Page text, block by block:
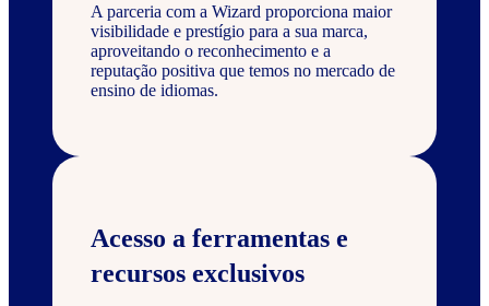
A parceria com a Wizard proporciona maior
visibilidade e prestígio para a sua marca,
aproveitando o reconhecimento e a
reputação positiva que temos no mercado de
ensino de idiomas.
Acesso a ferramentas e
recursos exclusivos